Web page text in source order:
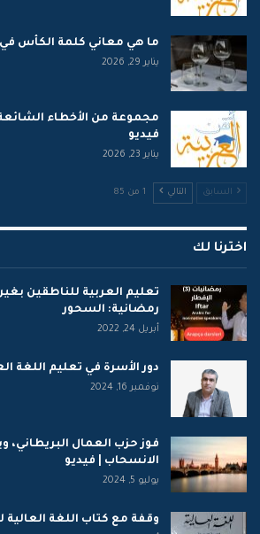
ما هي معاني كلمة الكأس في
يناير 29, 2026
مجموعة من الأخطاء الشائعة
فيديو
يناير 23, 2026
السابق التالي 1 من 85
اخترنا لك
تعليم العربية للناطقين
رمضانية: السحور
أبريل 24, 2022
دور الأسرة في تعليم اللغة
نوفمبر 16, 2024
فوز حزب العمال البريطاني،
الانسحاب | فيديو
يوليو 5, 2024
وقفة مع كتاب اللغة